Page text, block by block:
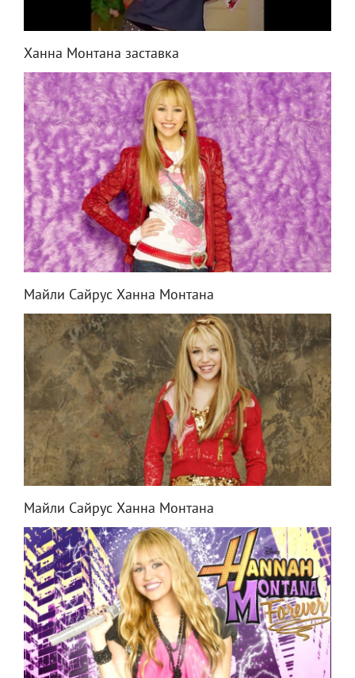
Ханна Монтана заставка
Майли Сайрус Ханна Монтана
Майли Сайрус Ханна Монтана